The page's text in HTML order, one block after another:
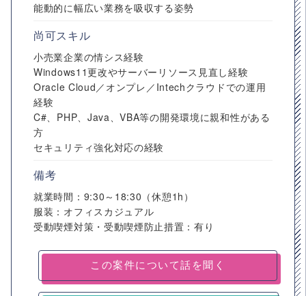
能動的に幅広い業務を吸収する姿勢
尚可スキル
小売業企業の情シス経験
Windows11更改やサーバーリソース見直し経験
Oracle Cloud／オンプレ／Intechクラウドでの運用
経験
C#、PHP、Java、VBA等の開発環境に親和性がある
方
セキュリティ強化対応の経験
備考
就業時間：9:30～18:30（休憩1h）
服装：オフィスカジュアル
受動喫煙対策・受動喫煙防止措置：有り